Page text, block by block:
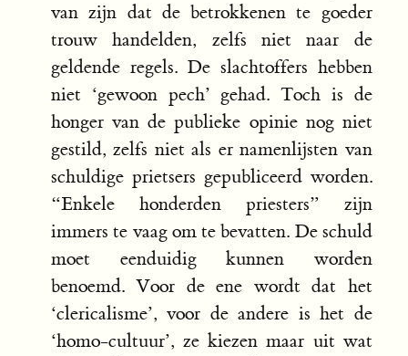
van zijn dat de betrokkenen te goeder
trouw handelden, zelfs niet naar de
geldende regels. De slachtoffers hebben
niet ‘gewoon pech’ gehad. Toch is de
honger van de publieke opinie nog niet
gestild, zelfs niet als er namenlijsten van
schuldige prietsers gepubliceerd worden.
“Enkele honderden priesters” zijn
immers te vaag om te bevatten. De schuld
moet eenduidig kunnen worden
benoemd. Voor de ene wordt dat het
‘clericalisme’, voor de andere is het de
‘homo-cultuur’, ze kiezen maar uit wat